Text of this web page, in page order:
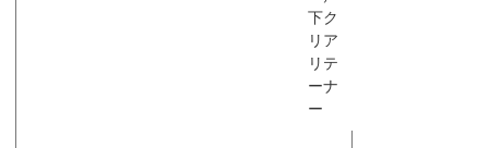
下ク
リア
リテ
ーナ
ー